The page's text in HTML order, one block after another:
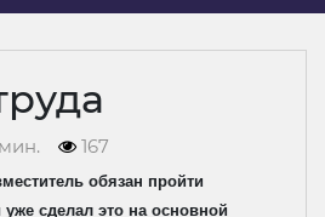
167
обязан пройти
сделал это на основной